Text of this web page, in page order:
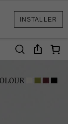
INSTALLER